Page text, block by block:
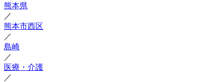
熊本県
／
熊本市西区
／
島崎
／
医療・介護
／